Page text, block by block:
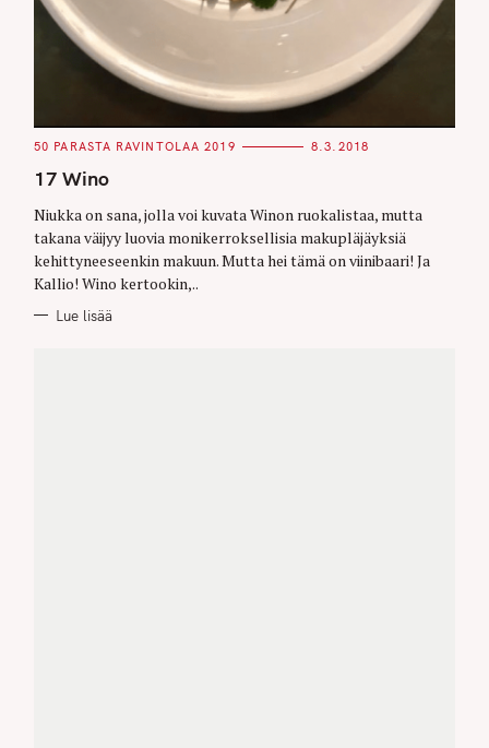
C
T
E
O
R
I
S
50 PARASTA RAVINTOLAA 2019 8.3.2018
17 Wino
Niukka on sana, jolla voi kuvata Winon ruokalistaa, mutta
takana väijyy luovia monikerroksellisia makupläjäyksiä
kehittyneeseenkin makuun. Mutta hei tämä on viinibaari! Ja
Kallio! Wino kertookin,..
Lue lisää